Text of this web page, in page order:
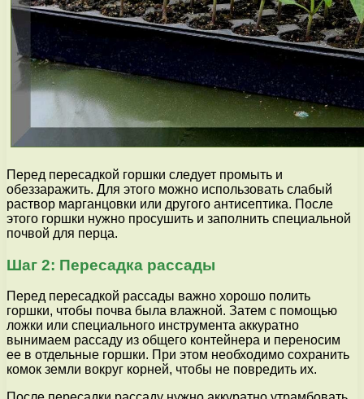
Перед пересадкой горшки следует промыть и
обеззаражить. Для этого можно использовать слабый
раствор марганцовки или другого антисептика. После
этого горшки нужно просушить и заполнить специальной
почвой для перца.
Шаг 2: Пересадка рассады
Перед пересадкой рассады важно хорошо полить
горшки, чтобы почва была влажной. Затем с помощью
ложки или специального инструмента аккуратно
вынимаем рассаду из общего контейнера и переносим
ее в отдельные горшки. При этом необходимо сохранить
комок земли вокруг корней, чтобы не повредить их.